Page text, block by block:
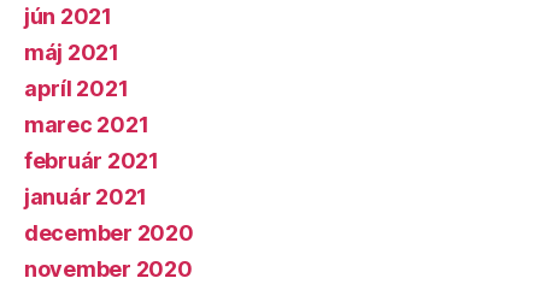
jún 2021
máj 2021
apríl 2021
marec 2021
február 2021
január 2021
december 2020
november 2020